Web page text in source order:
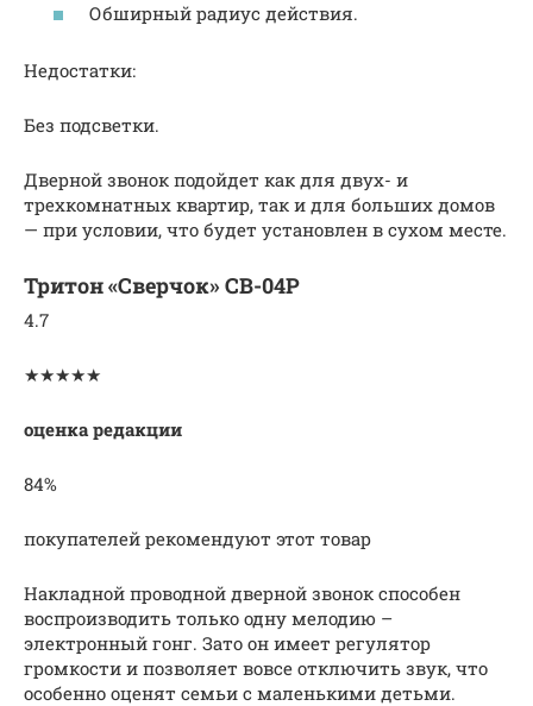
Обширный радиус действия.
Недостатки:
Без подсветки.
Дверной звонок подойдет как для двух- и
трехкомнатных квартир, так и для больших домов
— при условии, что будет установлен в сухом месте.
Тритон «Сверчок» СВ-04Р
4.7
★★★★★
оценка редакции
84%
покупателей рекомендуют этот товар
Накладной проводной дверной звонок способен
воспроизводить только одну мелодию –
электронный гонг. Зато он имеет регулятор
громкости и позволяет вовсе отключить звук, что
особенно оценят семьи с маленькими детьми.